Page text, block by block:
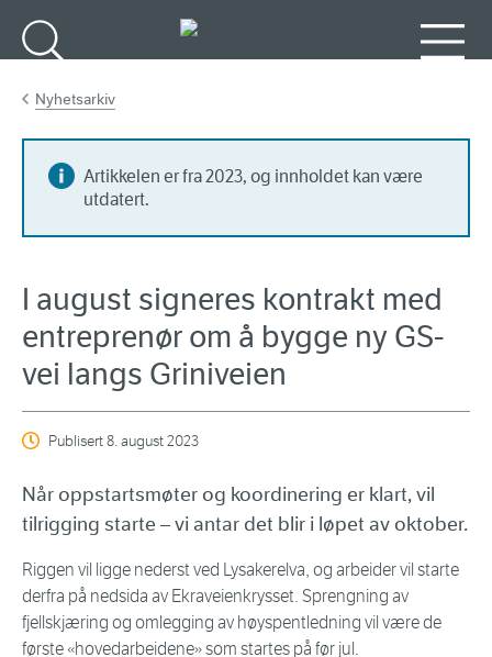
Nyhetsarkiv
Artikkelen er fra 2023, og innholdet kan være
utdatert.
I august signeres kontrakt med
entreprenør om å bygge ny GS-
vei langs Griniveien
Publisert8. august 2023
Når oppstartsmøter og koordinering er klart, vil
tilrigging starte – vi antar det blir i løpet av oktober.
Riggen vil ligge nederst ved Lysakerelva, og arbeider vil starte
derfra på nedsida av Ekraveienkrysset. Sprengning av
fjellskjæring og omlegging av høyspentledning vil være de
første «hovedarbeidene» som startes på før jul.